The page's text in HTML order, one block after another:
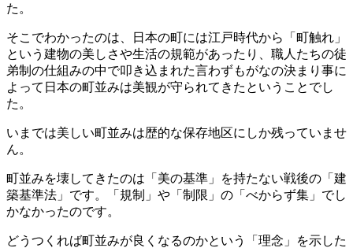
た。
そこでわかったのは、日本の町には江戸時代から「町触れ」
という建物の美しさや生活の規範があったり、職人たちの徒
弟制の仕組みの中で叩き込まれた言わずもがなの決まり事に
よって日本の町並みは美観が守られてきたということでし
た。
いまでは美しい町並みは歴的な保存地区にしか残っていませ
ん。
町並みを壊してきたのは「美の基準」を持たない戦後の「建
築基準法」です。「規制」や「制限」の「べからず集」でし
かなかったのです。
どうつくれば町並みが良くなるのかという「理念」を示した